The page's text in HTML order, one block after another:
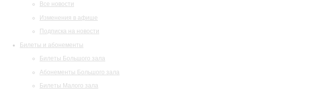
Все новости
Изменения в афише
Подписка на новости
Билеты и абонементы
Билеты Большого зала
Абонементы Большого зала
Билеты Малого зала